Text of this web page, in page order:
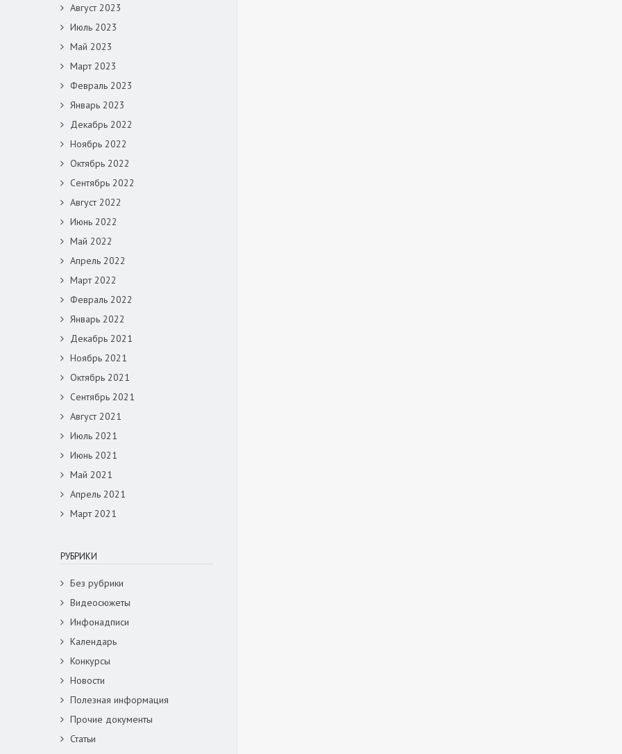
Август 2023
Июль 2023
Май 2023
Март 2023
Февраль 2023
Январь 2023
Декабрь 2022
Ноябрь 2022
Октябрь 2022
Сентябрь 2022
Август 2022
Июнь 2022
Май 2022
Апрель 2022
Март 2022
Февраль 2022
Январь 2022
Декабрь 2021
Ноябрь 2021
Октябрь 2021
Сентябрь 2021
Август 2021
Июль 2021
Июнь 2021
Май 2021
Апрель 2021
Март 2021
РУБРИКИ
Без рубрики
Видеосюжеты
Инфонадписи
Календарь
Конкурсы
Новости
Полезная информация
Прочие документы
Статьи